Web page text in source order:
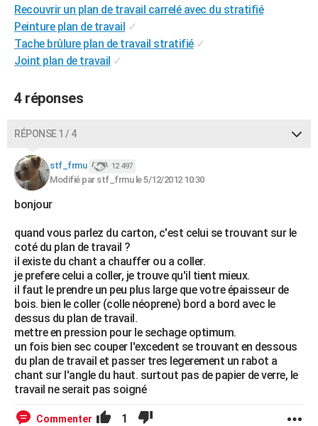
CARTE DE VOEUX
Carte de Noël
Carte Bonne année
Carte Saint-Valentin
Carte Pâques
Carte d'anniversaire
DICTIONNAIRE
Dictionnaire
Biographies
Citations
Expressions
Proverbes
PROGRAMME TV
COPAINS D'AVANT
AVIS DE DÉCÈS
FORUM
Bricolage
Lifestyle
Culture
Sport
Auto
Television
Voyage
Cinema
Recouvrir un plan de travail carrelé avec du stratifié
Peinture plan de travail ✓
Tache brûlure plan de travail stratifié ✓
Joint plan de travail ✓
4 réponses
RÉPONSE 1 / 4
stf_frmu 12 497
Modifié par stf_frmu le 5/12/2012 10:30
bonjour
quand vous parlez du carton, c'est celui se trouvant sur le
coté du plan de travail ?
il existe du chant a chauffer ou a coller.
je prefere celui a coller, je trouve qu'il tient mieux.
il faut le prendre un peu plus large que votre épaisseur de
bois. bien le coller (colle néoprene) bord a bord avec le
dessus du plan de travail.
mettre en pression pour le sechage optimum.
un fois bien sec couper l'excedent se trouvant en dessous
du plan de travail et passer tres legerement un rabot a
chant sur l'angle du haut. surtout pas de papier de verre, le
travail ne serait pas soigné
Commenter 1